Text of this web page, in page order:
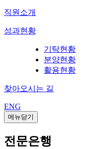
직원소개
성과현황
기탁현황
분양현황
활용현황
찾아오시는 길
ENG
메뉴닫기
전문은행